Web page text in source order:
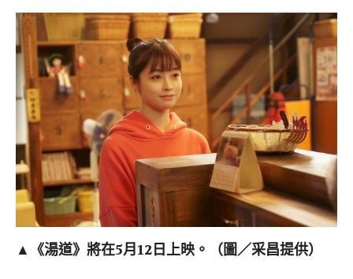
▲《湯道》將在5月12日上映。（圖／采昌提供）